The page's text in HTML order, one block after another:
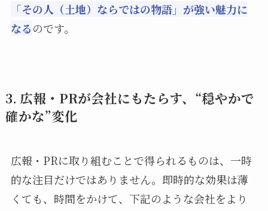
「その人（土地）ならではの物語」が強い魅力に
なるのです。
3. 広報・PRが会社にもたらす、“穏やかで
確かな”変化
広報・PRに取り組むことで得られるものは、一時
的な注目だけではありません。即時的な効果は薄
くても、時間をかけて、下記のような会社をより